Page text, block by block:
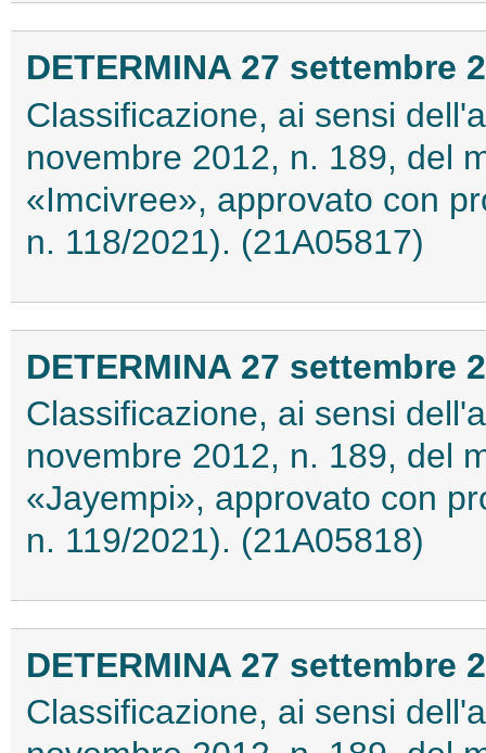
DETERMINA 27 settembre
Classificazione, ai sensi
novembre 2012, n. 189, del
«Imcivree», approvato con
n. 118/2021). (21A05817)
DETERMINA 27 settembre
Classificazione, ai sensi
novembre 2012, n. 189, del
«Jayempi», approvato con
n. 119/2021). (21A05818)
DETERMINA 27 settembre
Classificazione, ai sensi